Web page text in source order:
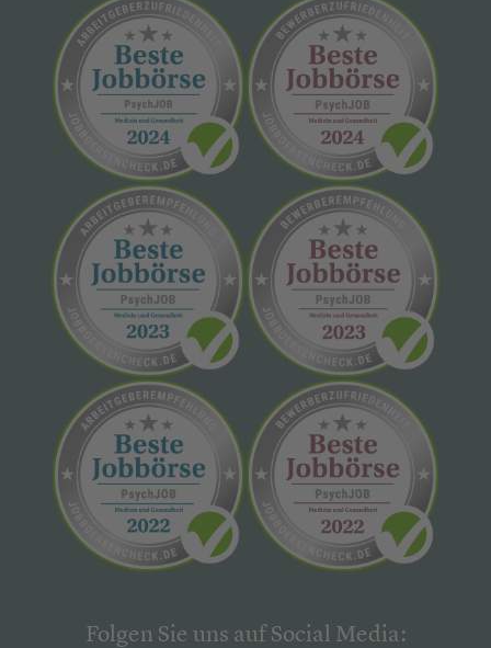
Folgen Sie uns auf Social Media: